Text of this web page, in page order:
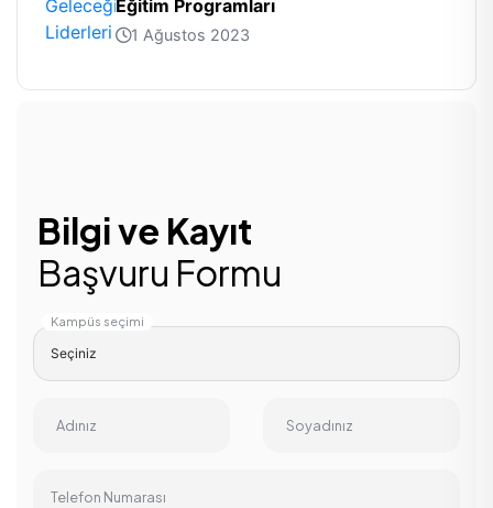
Eğitim Programları
1 Ağustos 2023
Bilgi ve Kayıt
Başvuru Formu
Kampüs seçimi
Adınız Soyadınız
Telefon Numarası